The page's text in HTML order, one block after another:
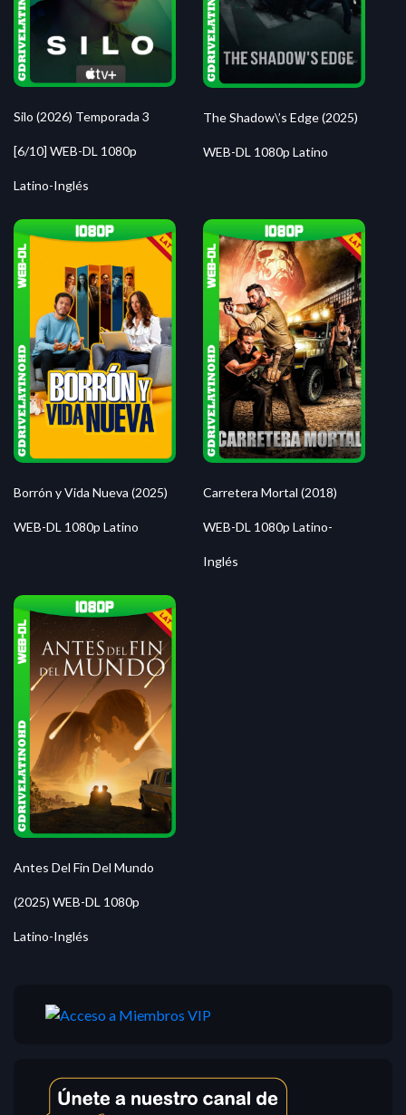
Silo (2026) Temporada 3
[6/10] WEB-DL 1080p
Latino-Inglés
The Shadow\’s Edge (2025)
WEB-DL 1080p Latino
Borrón y Vida Nueva (2025)
WEB-DL 1080p Latino
Carretera Mortal (2018)
WEB-DL 1080p Latino-
Inglés
Antes Del Fin Del Mundo
(2025) WEB-DL 1080p
Latino-Inglés